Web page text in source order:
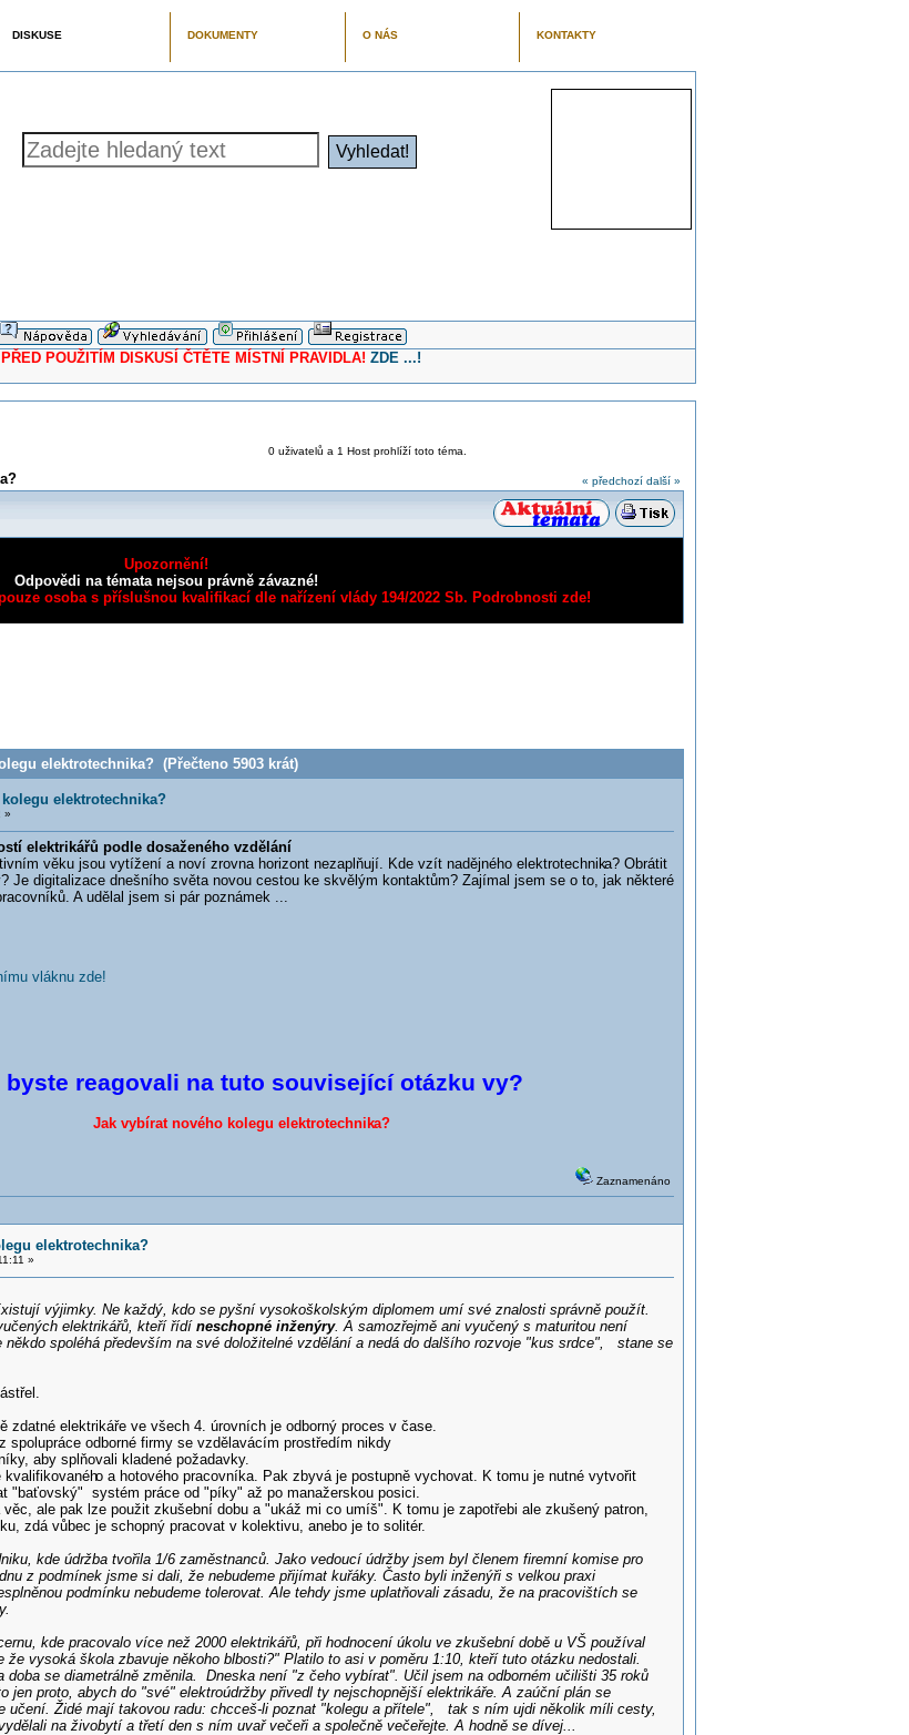
DISKUSE DOKUMENTY O NÁS KONTAKTY
POUŽITÍM DISKUSÍ ČTĚTE MÍSTNÍ PRAVIDLA! ZDE ...!
0 uživatelů a 1 Host prohlíží toto téma.
« předchozí další »
Upozornění!
Odpovědi na témata nejsou právně závazné!
osoba s příslušnou kvalifikací dle nařízení vlády 194/2022 Sb. Podrobnosti zde!
elektrotechnika? (Přečteno 5903 krát)
elektrotechnika?
»
elektrikářů podle dosaženého vzdělání
věku jsou vytížení a noví zrovna horizont nezaplňují. Kde vzít nadějného elektrotechnika? Obrátit
Je digitalizace dnešního světa novou cestou ke skvělým kontaktům? Zajímal jsem se o to, jak některé
A udělal jsem si pár poznámek ...
vláknu zde!
byste reagovali na tuto související otázku vy?
Jak vybírat nového kolegu elektrotechnika?
Zaznamenáno
elektrotechnika?
»
výjimky. Ne každý, kdo se pyšní vysokoškolským diplomem umí své znalosti správně použít.
elektrikářů, kteří řídí neschopné inženýry. A samozřejmě ani vyučený s maturitou není
někdo spoléhá především na své doložitelné vzdělání a nedá do dalšího rozvoje "kus srdce", stane se
zdatné elektrikáře ve všech 4. úrovních je odborný proces v čase.
spolupráce odborné firmy se vzdělavácím prostředím nikdy
aby splňovali kladené požadavky.
o a hotového pracovníka. Pak zbyvá je postupně vychovat. K tomu je nutné vytvořit
"baťovský" systém práce od "píky" až po manažerskou posici.
ale pak lze použit zkušební dobu a "ukáž mi co umíš". K tomu je zapotřebi ale zkušený patron,
zdá vůbec je schopný pracovat v kolektivu, anebo je to solitér.
kde údržba tvořila 1/6 zaměstnanců. Jako vedoucí údržby jsem byl členem firemní komise pro
z podmínek jsme si dali, že nebudeme přijímat kuřáky. Často byli inženýři s velkou praxi
podmínku nebudeme tolerovat. Ale tehdy jsme uplatňovali zásadu, že na pracovištích se
kde pracovalo více než 2000 elektrikářů, při hodnocení úkolu ve zkušební době u VŠ používal
vysoká škola zbavuje někoho blbosti?" Platilo to asi v poměru 1:10, kteří tuto otázku nedostali.
doba se diametrálně změnila. Dneska není "z čeho vybírat". Učil jsem na odborném učilišti 35 roků
jen proto, abych do "své" elektroúdržby přivedl ty nejschopnější elektrikáře. A zaúční plán se
učení. Židé mají takovou radu: chcceš-li poznat "kolegu a přítele", tak s ním ujdi několik míli cesty,
na živobytí a třetí den s ním uvař večeři a společně večeřejte. A hodně se dívej...